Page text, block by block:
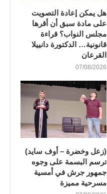
هل يمكن إعادة التصويت
على مادة سبق أن أقرها
مجلس النواب؟ قراءة
قانونية… الدكتورة دانييلا
القرعان
07/08/2026
(زعل وخضرة – أوف سايد)
ترسم البسمة على وجوه
جمهور جرش في أمسية
مسرحية مميزة